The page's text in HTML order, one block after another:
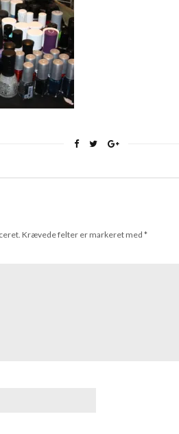
Krævede felter er markeret med *